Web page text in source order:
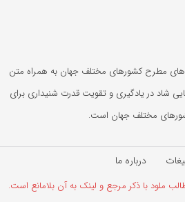
مطرح کشورهای مختلف جهان به همراه متن
شاد در یادگیری و تقویت قدرت شنیداری برای
مختلف جهان است.
درباره ما
ملود با ذکر مرجع و لینک به آن بلامانع است.